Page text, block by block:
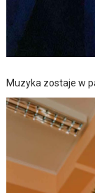
Muzyka zostaje w